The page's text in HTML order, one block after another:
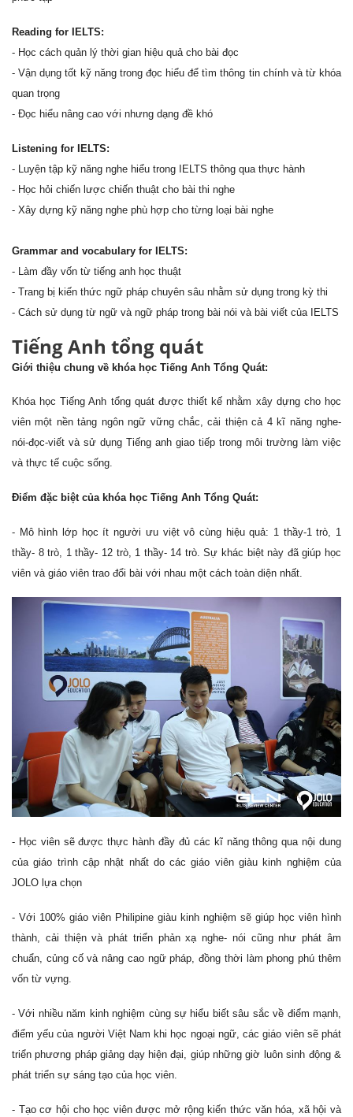
Reading for IELTS:
- Học cách quản lý thời gian hiệu quả cho bài đọc
- Vận dụng tốt kỹ năng trong đọc hiểu để tìm thông tin chính và từ khóa
quan trọng
- Đọc hiểu nâng cao với nhưng dạng đề khó
Listening for IELTS:
- Luyện tập kỹ năng nghe hiểu trong IELTS thông qua thực hành
- Học hỏi chiến lược chiến thuật cho bài thi nghe
- Xây dựng kỹ năng nghe phù hợp cho từng loại bài nghe
Grammar and vocabulary for IELTS:
- Làm đầy vốn từ tiếng anh học thuật
- Trang bị kiến thức ngữ pháp chuyên sâu nhằm sử dụng trong kỳ thi
- Cách sử dụng từ ngữ và ngữ pháp trong bài nói và bài viết của IELTS
Tiếng Anh tổng quát
Giới thiệu chung về khóa học Tiếng Anh Tổng Quát:
Khóa học Tiếng Anh tổng quát được thiết kế nhằm xây dựng cho học
viên một nền tảng ngôn ngữ vững chắc, cải thiện cả 4 kĩ năng nghe-
nói-đọc-viết và sử dụng Tiếng anh giao tiếp trong môi trường làm việc
và thực tế cuộc sống.
Điểm đặc biệt của khóa học Tiếng Anh Tổng Quát:
- Mô hình lớp học ít người ưu việt vô cùng hiệu quả: 1 thầy-1 trò, 1
thầy- 8 trò, 1 thầy- 12 trò, 1 thầy- 14 trò. Sự khác biệt này đã giúp học
viên và giáo viên trao đổi bài với nhau một cách toàn diện nhất.
- Học viên sẽ được thực hành đầy đủ các kĩ năng thông qua nội dung
của giáo trình cập nhật nhất do các giáo viên giàu kinh nghiệm của
JOLO lựa chọn
- Với 100% giáo viên Philipine giàu kinh nghiệm sẽ giúp học viên hình
thành, cải thiện và phát triển phản xạ nghe- nói cũng như phát âm
chuẩn, củng cố và nâng cao ngữ pháp, đồng thời làm phong phú thêm
vốn từ vựng.
- Với nhiều năm kinh nghiệm cùng sự hiểu biết sâu sắc về điểm mạnh,
điểm yếu của người Việt Nam khi học ngoại ngữ, các giáo viên sẽ phát
triển phương pháp giảng dạy hiện đại, giúp những giờ luôn sinh động &
phát triển sự sáng tạo của học viên.
- Tạo cơ hội cho học viên được mở rộng kiến thức văn hóa, xã hội và